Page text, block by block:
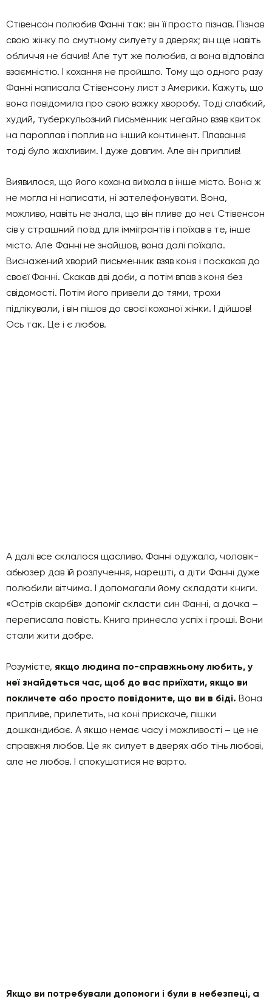
Стівенсон полюбив Фанні так: він її просто пізнав. Пізнав
свою жінку по смутному силуету в дверях; він ще навіть
обличчя не бачив! Але тут же полюбив, а вона відповіла
взаємністю. І кохання не пройшло. Тому що одного разу
Фанні написала Стівенсону лист з Америки. Кажуть, що
вона повідомила про свою важку хворобу. Тоді слабкий,
худий, туберкульозний письменник негайно взяв квиток
на пароплав і поплив на інший континент. Плавання
тоді було жахливим. І дуже довгим. Але він приплив!
Виявилося, що його кохана виїхала в інше місто. Вона ж
не могла ні написати, ні зателефонувати. Вона,
можливо, навіть не знала, що він пливе до неї. Стівенсон
сів у страшний поїзд для іммігрантів і поїхав в те, інше
місто. Але Фанні не знайшов, вона далі поїхала.
Виснажений хворий письменник взяв коня і поскакав до
своєї Фанні. Скакав дві доби, а потім впав з коня без
свідомості. Потім його привели до тями, трохи
підлікували, і він пішов до своєї коханої жінки. І дійшов!
Ось так. Це і є любов.
А далі все склалося щасливо. Фанні одужала, чоловік-
абьюзер дав їй розлучення, нарешті, а діти Фанні дуже
полюбили вітчима. І допомагали йому складати книги.
«Острів скарбів» допоміг скласти син Фанні, а дочка –
переписала повість. Книга принесла успіх і гроші. Вони
стали жити добре.
Розумієте, якщо людина по-справжньому любить, у
неї знайдеться час, щоб до вас приїхати, якщо ви
покличете або просто повідомите, що ви в біді. Вона
припливе, прилетить, на коні прискаче, пішки
дошкандибає. А якщо немає часу і можливості – це не
справжня любов. Це як силует в дверях або тінь любові,
але не любов. І спокушатися не варто.
Якщо ви потребували допомоги і були в небезпеці, а